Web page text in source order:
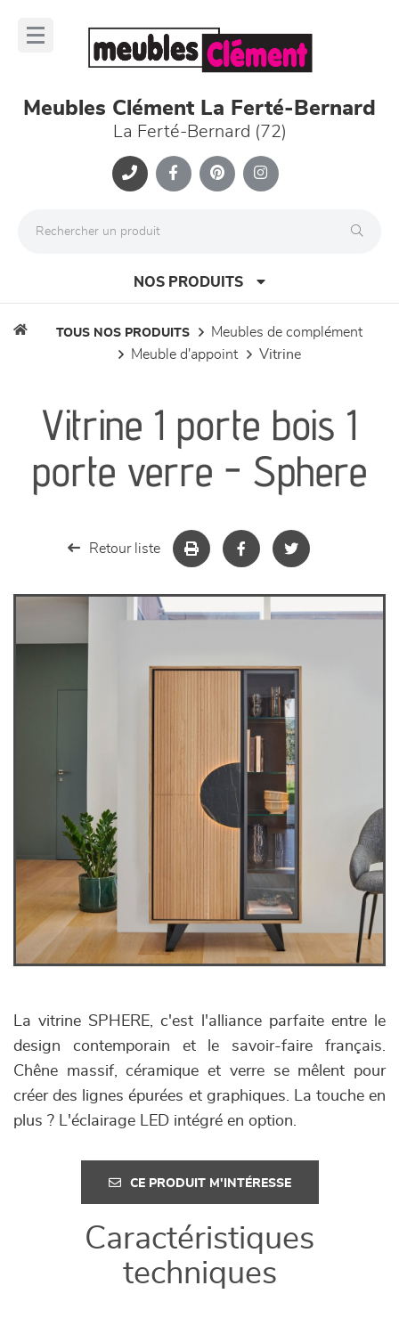
Meubles Clément La Ferté-Bernard
La Ferté-Bernard (72)
NOS PRODUITS
séjours
meubles de complément
TOUS NOS PRODUITS
meubles de complément
meuble d'appoint
vitrine
Vitrine 1 porte bois 1
porte verre - Sphere
Retour liste
La vitrine SPHERE, c'est l'alliance parfaite entre le
design contemporain et le savoir-faire français.
Chêne massif, céramique et verre se mêlent pour
créer des lignes épurées et graphiques. La touche en
plus ? L'éclairage LED intégré en option.
CE PRODUIT M'INTÉRESSE
Caractéristiques
techniques